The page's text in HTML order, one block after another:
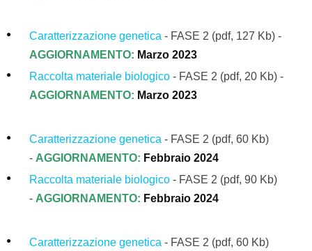
Caratterizzazione genetica - FASE 2 (pdf, 127 Kb) -
AGGIORNAMENTO: Marzo 2023
Raccolta materiale biologico - FASE 2 (pdf, 20 Kb) -
AGGIORNAMENTO: Marzo 2023
Caratterizzazione genetica - FASE 2 (pdf, 60 Kb)
- AGGIORNAMENTO: Febbraio 2024
Raccolta materiale biologico - FASE 2 (pdf, 90 Kb)
- AGGIORNAMENTO: Febbraio 2024
Caratterizzazione genetica - FASE 2 (pdf, 60 Kb)